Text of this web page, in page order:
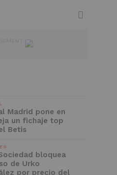
Madrid pone en
un fichaje top
Betis
bloquea
de Urko
por precio del